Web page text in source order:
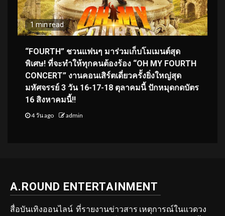
1 min read
“FOURTH” ชวนแฟนๆ มาร่วมเก็บโมเมนต์สุด
พิเศษ! ที่จะทำให้ทุกคนต้องร้อง “OH MY FOURTH
CONCERT” งานคอนเสิร์ตเดี่ยวครั้งยิ่งใหญ่สุด
มหัศจรรย์ 3 วัน 16-17-18 ตุลาคมนี้ ปักหมุดกดบัตร
16 สิงหาคมนี้!!
4 วัน ago admin
A.ROUND ENTERTAINMENT
สื่อบันเทิงออนไลน์ ที่รายงานข่าวสาร เหตุการณ์ในแวดวง